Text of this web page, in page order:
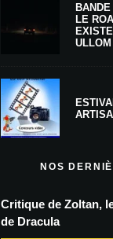
LE
ULLOM
NOS
Critique de Zoltan,
de Dracula